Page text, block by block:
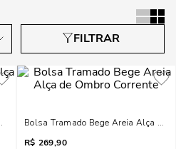
Bege Marfim
Bolsa Tramado Bege Areia Alça De
R$ 269,90